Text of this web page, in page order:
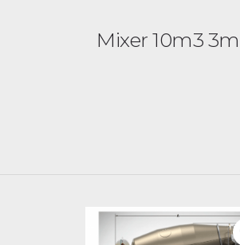
DESCARGAR PDFMixer 10m3